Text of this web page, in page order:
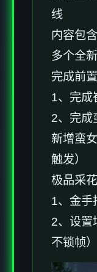
线
内容包
多个全
完成前
1、完成
2、完成
新增蛮
触发）
极品采
1、金手
2、设置
不锁帧）